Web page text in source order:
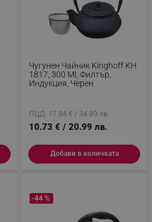
Чугунен Чайник Kinghoff KH
1817, 300 Ml, Филтър,
Индукция, Черен
ПЦД: 17.84 € / 34.89 лв.
10.73 € / 20.99 лв.
Добави в количката
-44 %